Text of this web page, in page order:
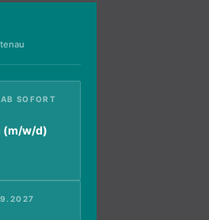
SOFORT
(m/w/d)